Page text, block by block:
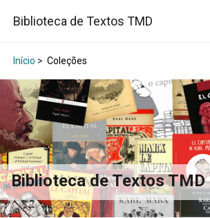
Biblioteca de Textos TMD
Início > Coleções
Biblioteca de Textos TMD